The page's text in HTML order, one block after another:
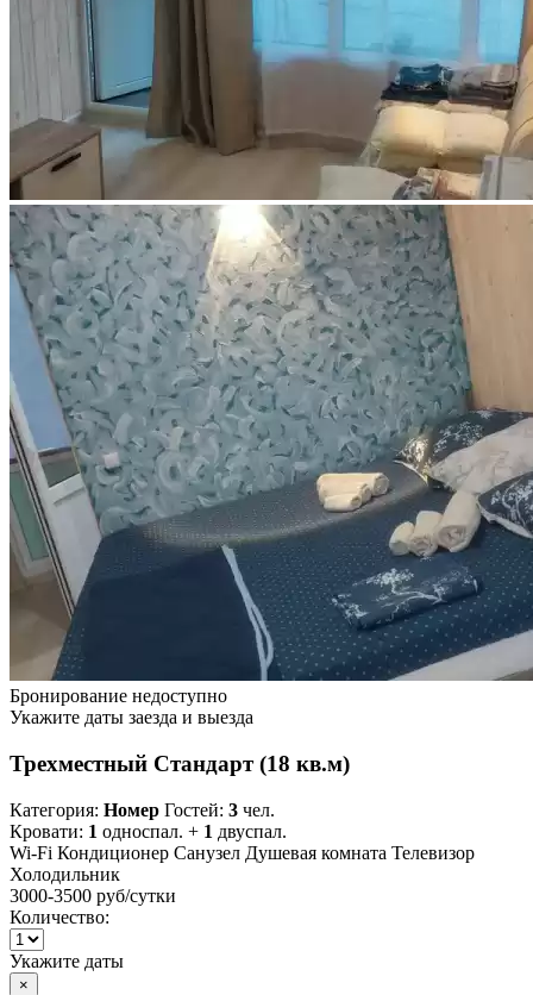
Бронирование недоступно
Укажите даты заезда и выезда
Трехместный Стандарт (18 кв.м)
Категория: Номер Гостей: 3 чел.
Кровати: 1 односпал. + 1 двуспал.
Wi-Fi Кондиционер Санузел Душевая комната Телевизор
Холодильник
3000-3500 руб/сутки
Количество:
Укажите даты
×